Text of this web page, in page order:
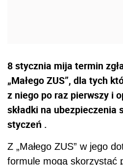
8 stycznia mija termin
„Małego ZUS”, dla tych
z niego po raz pierwszy i
składki na ubezpieczenia
styczeń .
Z „Małego ZUS” w jego
formule mogą skorzystać